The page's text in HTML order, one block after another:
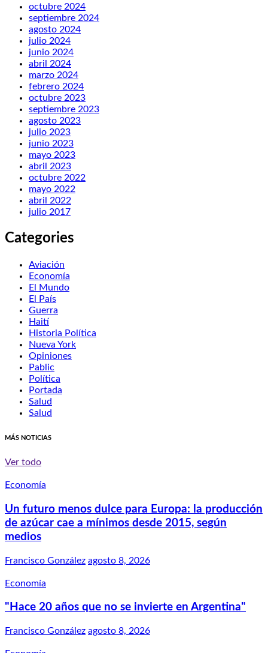
octubre 2024
septiembre 2024
agosto 2024
julio 2024
junio 2024
abril 2024
marzo 2024
febrero 2024
octubre 2023
septiembre 2023
agosto 2023
julio 2023
junio 2023
mayo 2023
abril 2023
octubre 2022
mayo 2022
abril 2022
julio 2017
Categories
Aviación
Economía
El Mundo
El País
Guerra
Haití
Historia Política
Nueva York
Opiniones
Pablic
Política
Portada
Salud
Salud
MÁS NOTICIAS
Ver todo
Economía
Un futuro menos dulce para Europa: la producción
de azúcar cae a mínimos desde 2015, según
medios
Francisco González agosto 8, 2026
Economía
"Hace 20 años que no se invierte en Argentina"
Francisco González agosto 8, 2026